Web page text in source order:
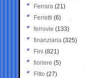
Ferrara (21)
Ferretti (6)
ferrovie (133)
finanziaria (325)
Fini (821)
fioriere (5)
Fitto (27)